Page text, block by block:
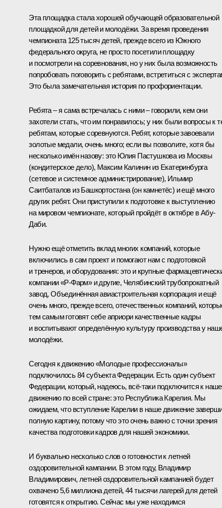
Эта площадка стала хорошей обучающей образовательной
площадкой для детей и молодёжи. За время проведения
чемпионата 125 тысяч детей, прежде всего из Южного
федерального округа, не просто посетили площадку
и посмотрели на соревнования, но у них была возможность
попробовать поговорить с ребятами, встретиться с
Это была замечательная история по профориентации.
Ребята – я сама встречалась с ними – говорили, кем они
захотели стать, что им понравилось; у них были вопросы к
ребятам, которые соревнуются. Ребят, которые завоевали
золотые медали, очень много; если вы позволите, хотя бы
несколько имён назову: это Юлия Пастушкова из Москвы
(кондитерское дело), Максим Калинин из Екатеринбурга
(сетевое и системное администрирование), Ильмир
Саитбаталов из Башкортостана (он камнетёс) и ещё много
других ребят. Они приступили к подготовке к выступлению
на мировом чемпионате, который пройдёт в октябре в Абу-
Даби.
Нужно ещё отметить вклад многих компаний, которые
включились в сам проект и помогают нам с подготовкой
и тренеров, и оборудования: это и крупные
компании «Р-Фарм» и другие, Челябинский трубопрокатный
завод, Объединённая авиастроительная корпорация и ещё
очень много, прежде всего, отечественных компаний,
тем самым готовят себе априори качественные кадры
и воспитывают определённую культуру производства у
молодёжи.
Сегодня к движению «Молодые профессионалы»
подключилось 84 субъекта Федерации. Есть один субъект
Федерации, который, надеюсь, всё-таки подключится к
движению по всей стране: это Республика Карелия. Мы
ожидаем, что вступление Карелии в наше движение
полную картину, потому что это очень важно с точки зрения
качества подготовки кадров для нашей экономики.
И буквально несколько слов о готовности к летней
оздоровительной кампании. В этом году, Владимир
Владимирович, летней оздоровительной кампанией будет
охвачено 5,6 миллиона детей, 44 тысячи лагерей для детей
готовятся к открытию. Сейчас мы уже находимся